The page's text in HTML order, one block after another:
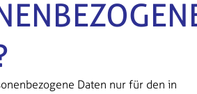
Daten nur für den in